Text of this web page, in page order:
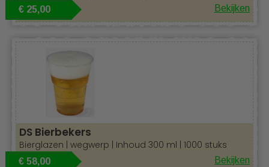
€ 25,00 Bekijken
DS Bierbekers
Bierglazen | wegwerp | Inhoud 300 ml | 1000 stuks
€ 58,00 Bekijken